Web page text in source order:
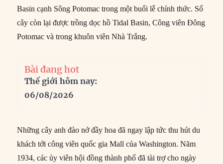
Basin cạnh Sông Potomac trong một buổi lễ chính thức. Số
cây còn lại được trồng dọc hồ Tidal Basin, Công viên Đông
Potomac và trong khuôn viên Nhà Trắng.
Bài đang hot
Thế giới hôm nay:
06/08/2026
Những cây anh đào nở đầy hoa đã ngay lập tức thu hút du
khách tới công viên quốc gia Mall của Washington. Năm
1934, các ủy viên hội đồng thành phố đã tài trợ cho ngày